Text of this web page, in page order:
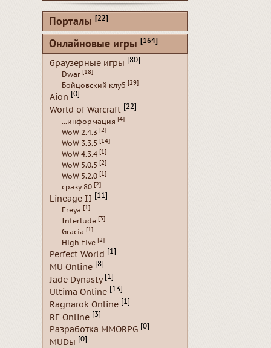
Порталы [22]
Онлайновые игры [164]
браузерные игры [80]
Dwar [18]
Бойцовский клуб [29]
Aion [0]
World of Warcraft [22]
...информация [4]
WoW 2.4.3 [2]
WoW 3.3.5 [14]
WoW 4.3.4 [1]
WoW 5.0.5 [2]
WoW 5.2.0 [1]
сразу 80 [2]
Lineage II [11]
Freya [1]
Interlude [3]
Gracia [1]
High Five [2]
Perfect World [1]
MU Online [8]
Jade Dynasty [1]
Ultima Online [13]
Ragnarok Online [1]
RF Online [3]
Разработка MMORPG [0]
MUDы [0]